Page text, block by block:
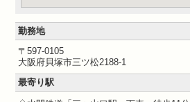
勤務地
〒597-0105
大阪府貝塚市三ツ松2188-1
最寄り駅